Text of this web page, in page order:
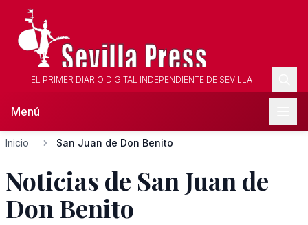
EL PRIMER DIARIO DIGITAL INDEPENDIENTE DE SEVILLA
Menú
Inicio San Juan de Don Benito
Noticias de San Juan de
Don Benito